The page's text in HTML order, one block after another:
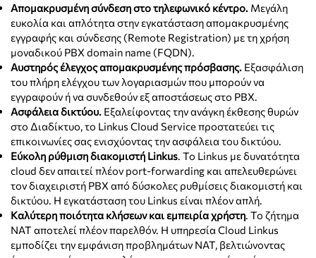
Απομακρυσμένη σύνδεση στο τηλεφωνικό κέντρο. Μεγάλη
ευκολία και απλότητα στην εγκατάσταση απομακρυσμένης
εγγραφής και σύνδεσης (Remote Registration) με τη χρήση
μοναδικού PBX domain name (FQDN).
Αυστηρός έλεγχος απομακρυσμένης πρόσβασης. Εξασφάλιση
του πλήρη ελέγχου των λογαριασμών που μπορούν να
εγγραφούν ή να συνδεθούν εξ αποστάσεως στο PBX.
Ασφάλεια δικτύου. Εξαλείφοντας την ανάγκη έκθεσης θυρών
στο Διαδίκτυο, το Linkus Cloud Service προστατεύει τις
επικοινωνίες σας ενισχύοντας την ασφάλεια του δικτύου.
Εύκολη ρύθμιση διακομιστή Linkus. Το Linkus με δυνατότητα
cloud δεν απαιτεί πλέον port-forwarding και απελευθερώνει
τον διαχειριστή PBX από δύσκολες ρυθμίσεις διακομιστή και
δικτύου. Η εγκατάσταση του Linkus είναι πλέον απλή.
Καλύτερη ποιότητα κλήσεων και εμπειρία χρήστη. Το ζήτημα
NAT αποτελεί πλέον παρελθόν. Η υπηρεσία Cloud Linkus
εμποδίζει την εμφάνιση προβλημάτων NAT, βελτιώνοντας